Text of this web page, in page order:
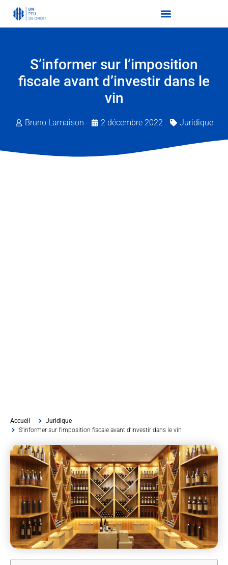
S’informer sur l’imposition
fiscale avant d’investir dans le
vin
Bruno Lamaison 2 décembre 2022 Juridique
Accueil
Juridique
S’informer sur l’imposition fiscale avant d’investir dans le vin